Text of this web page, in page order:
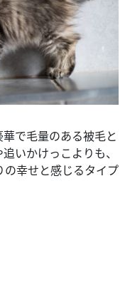
で毛量のある被毛と
いかけっこよりも、
幸せと感じるタイプ